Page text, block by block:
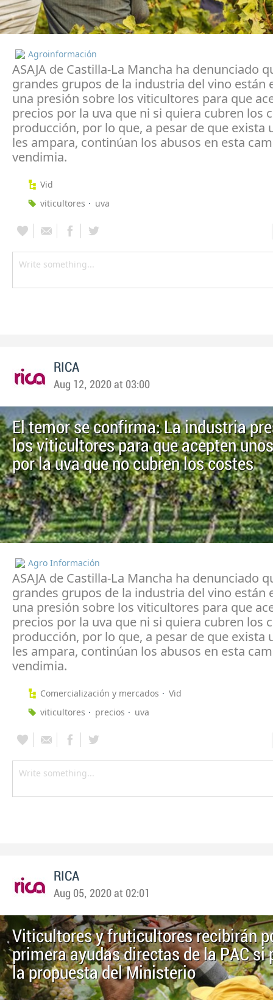
Agroinformación
ASAJA de Castilla-La Mancha ha denunciado
grandes grupos de la industria del vino están
una presión sobre los viticultores para que
precios por la uva que ni si quiera cubren los
producción, por lo que, a pesar de que exista
les ampara, continúan los abusos en esta
vendimia.
Vid
viticultores
uva
RICA
Aug 12, 2020 at 03:00
El temor se confirma: La industria
los viticultores para que acepten
por la uva que no cubren los costes
Agro Información
ASAJA de Castilla-La Mancha ha denunciado
grandes grupos de la industria del vino están
una presión sobre los viticultores para que
precios por la uva que ni si quiera cubren los
producción, por lo que, a pesar de que exista
les ampara, continúan los abusos en esta
vendimia.
Comercialización y mercados
Vid
viticultores
precios uva
RICA
Aug 05, 2020 at 02:01
Viticultores y fruticultores recibirán
primera ayudas directas de la PAC si
la propuesta del Ministerio